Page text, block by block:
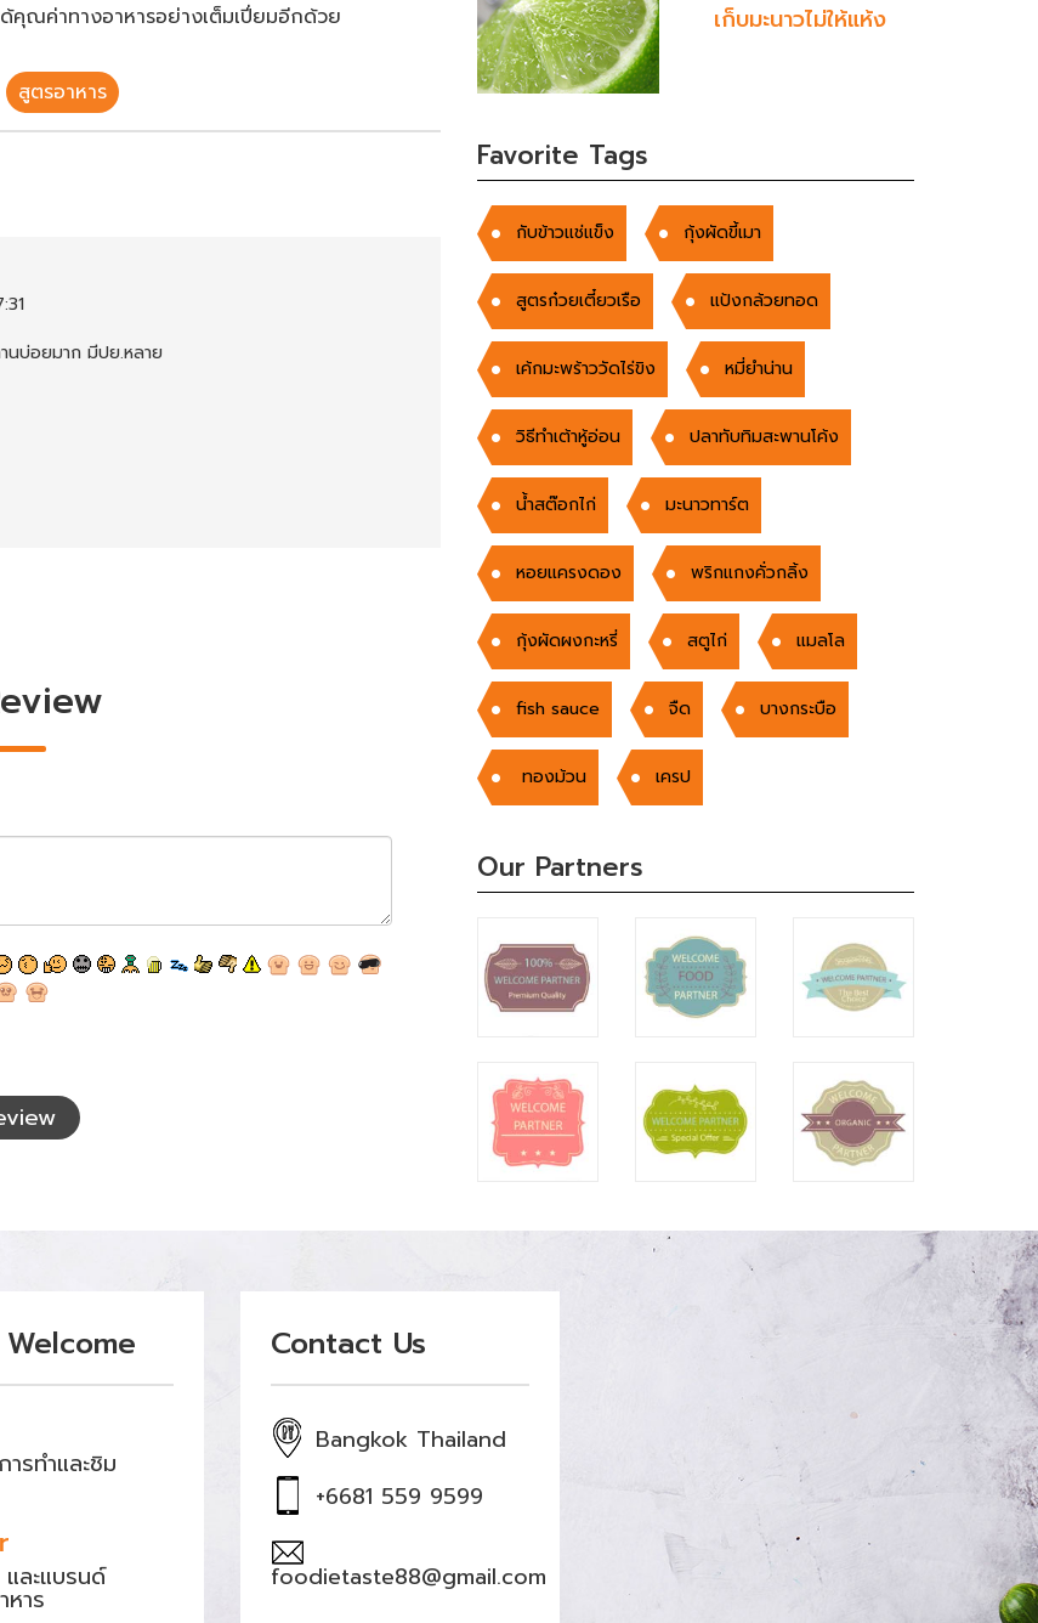
คุณค่าทางอาหารอย่างเต็มเปี่ยมอีกด้วย
สูตรอาหาร
บ่อยมาก มีปย.หลาย
เก็บมะนาวไม่ให้แห้ง
Favorite Tags
กับข้าวแช่แข็ง กุ้งผัดขี้เมา
สูตรก๋วยเตี๋ยวเรือ แป้งกล้วยทอด
เค้กมะพร้าววัดไร่ขิง หมี่ยำน่าน
วิธีทำเต้าหู้อ่อน ปลาทับทิมสะพานโค้ง
น้ำสต๊อกไก่ มะนาวทาร์ต
หอยแครงดอง พริกแกงคั่วกลิ้ง
กุ้งผัดผงกะหรี่ สตูไก่ แมลโล
fish sauce จืด บางกระบือ
ทองม้วน เครป
Our Partners
รทำและชิม
ละแบรนด์
าร
Contact Us
Bangkok Thailand
+6681 559 9599
foodietaste88@gmail.com